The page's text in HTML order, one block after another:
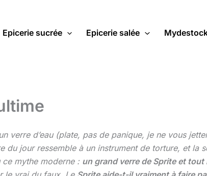
Epicerie sucrée Epicerie salée
verre d’eau (plate, pas de panique, je ne vous
jour ressemble à un instrument de torture, et la
ce mythe moderne : un grand verre de Sprite et tout